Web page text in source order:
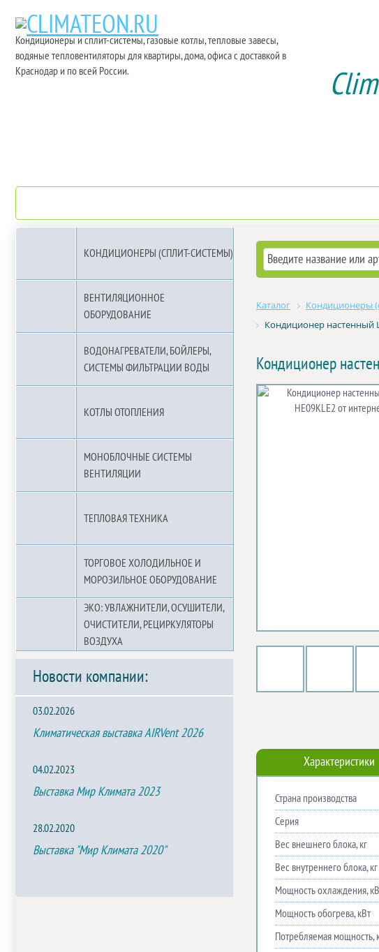
Кондиционеры и сплит-системы, газовые котлы, тепловые завесы,
водяные тепловентиляторы для квартиры, дома, офиса с доставкой в
Краснодар и по всей России.
КОНДИЦИОНЕРЫ (СПЛИТ-СИСТЕМЫ)
ВЕНТИЛЯЦИОННОЕ
ОБОРУДОВАНИЕ
ВОДОНАГРЕВАТЕЛИ, БОЙЛЕРЫ,
СИСТЕМЫ ФИЛЬТРАЦИИ ВОДЫ
КОТЛЫ ОТОПЛЕНИЯ
МОНОБЛОЧНЫЕ СИСТЕМЫ
ВЕНТИЛЯЦИИ
ТЕПЛОВАЯ ТЕХНИКА
ТОРГОВОЕ ХОЛОДИЛЬНОЕ И
МОРОЗИЛЬНОЕ ОБОРУДОВАНИЕ
ЭКО: УВЛАЖНИТЕЛИ, ОСУШИТЕЛИ,
ОЧИСТИТЕЛИ, РЕЦИРКУЛЯТОРЫ
ВОЗДУХА
Новости компании:
03.02.2026
Климатическая выставка AIRVent 2026
04.02.2023
Выставка Мир Климата 2023
28.02.2020
Выставка "Мир Климата 2020"
Каталог Кондиционеры
Кондиционер настенный
Кондиционер
Характеристики
Страна производства
Серия
Вес внешнего блока, кг
Вес внутреннего блока, кг
Мощность охлаждения,
Мощность обогрева, кВт
Потребляемая мощность,